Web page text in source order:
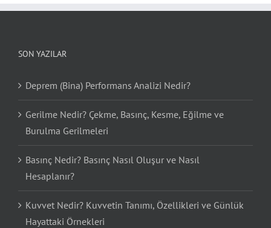
SON YAZILAR
Deprem (Bina) Performans Analizi Nedir?
Gerilme Nedir? Çekme, Basınç, Kesme, Eğilme ve
Burulma Gerilmeleri
Basınç Nedir? Basınç Nasıl Oluşur ve Nasıl
Hesaplanır?
Kuvvet Nedir? Kuvvetin Tanımı, Özellikleri ve Günlük
Hayattaki Örnekleri